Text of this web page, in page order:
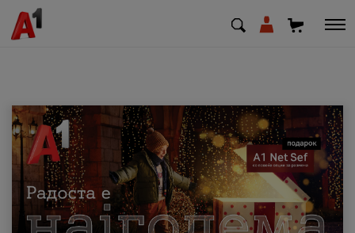
МК EN SQ
Приватни Деловни